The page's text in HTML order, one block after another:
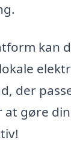
kan
der
gøre